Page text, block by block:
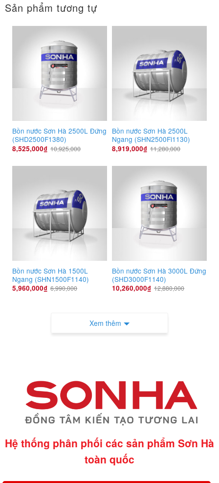
Sản phẩm tương tự
Bồn nước Sơn Hà 2500L Đứng
(SHD2500F1380)
8,525,000₫ 10,925,000
Bồn nước Sơn Hà 2500L
Ngang (SHN2500Fi1130)
8,919,000₫ 11,280,000
Bồn nước Sơn Hà 1500L
Ngang (SHN1500F1140)
5,960,000₫ 6,990,000
Bồn nước Sơn Hà 3000L Đứng
(SHD3000F1140)
10,260,000₫ 12,880,000
Xem thêm
Hệ thống phân phối các sản phẩm Sơn Hà
toàn quốc